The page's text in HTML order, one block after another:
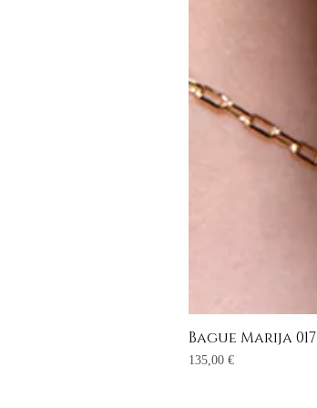
Bague Marija 017
Prix
135,00 €